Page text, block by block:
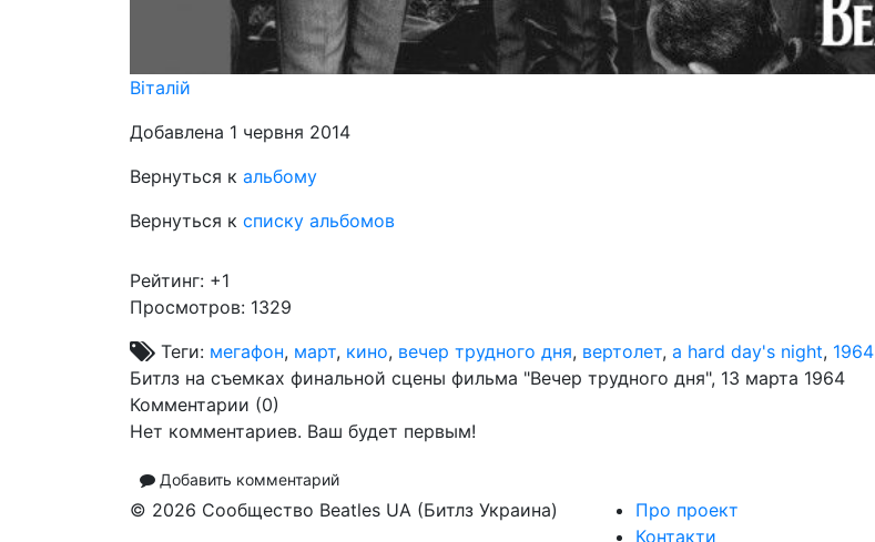
Віталій
Добавлена 1 червня 2014
Вернуться к альбому
Вернуться к списку альбомов
Рейтинг: +1
Просмотров: 1329
Теги: мегафон, март, кино, вечер трудного дня, вертолет, a hard day's night, 1964
Битлз на съемках финальной сцены фильма "Вечер трудного дня", 13 марта 1964
Комментарии (0)
Нет комментариев. Ваш будет первым!
Добавить комментарий
© 2026 Сообщество Beatles UA (Битлз Украина)
Про проект
Контакти